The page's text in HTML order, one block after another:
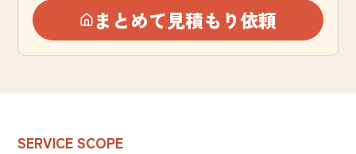
まとめて見積もり依頼
SERVICE SCOPE